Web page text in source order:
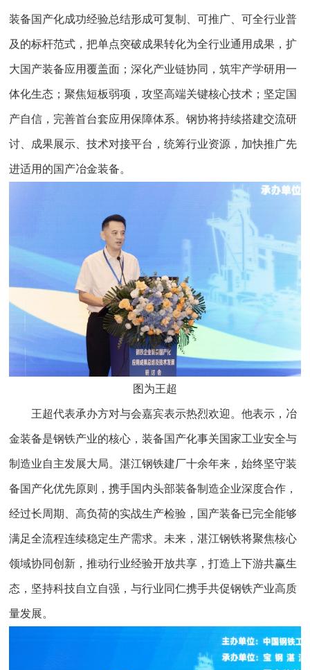
装备国产化成功经验总结形成可复制、可推广、可全行业普
及的标杆范式，把单点突破成果转化为全行业通用成果，扩
大国产装备应用覆盖面；深化产业链协同，筑牢产学研用一
体化生态；聚焦短板弱项，攻坚高端关键核心技术；坚定国
产自信，完善首台套应用保障体系。钢协将持续搭建交流研
讨、成果展示、技术对接平台，统筹行业资源，加快推广先
进适用的国产冶金装备。
图为王超
王超代表承办方对与会嘉宾表示热烈欢迎。他表示，冶
金装备是钢铁产业的核心，装备国产化事关国家工业安全与
制造业自主发展大局。湛江钢铁建厂十余年来，始终坚守装
备国产化优先原则，携手国内头部装备制造企业深度合作，
经过长周期、高负荷的实战生产检验，国产装备已完全能够
满足全流程连续稳定生产需求。未来，湛江钢铁将聚焦核心
领域协同创新，推动行业经验开放共享，打造上下游共赢生
态，坚持科技自立自强，与行业同仁携手共促钢铁产业高质
量发展。